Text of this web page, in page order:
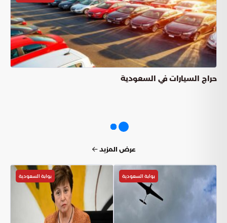
حراج السيارات في السعودية
عرض المزيد
بوابة السعودية بوابة السعودية